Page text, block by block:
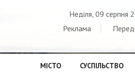
Неділя, 09 серпня
Реклама
МІСТО СУСПІЛЬСТВО